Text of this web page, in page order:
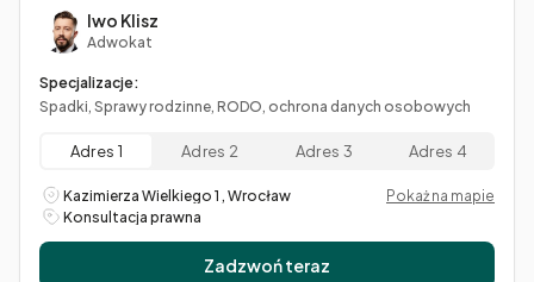
Iwo Klisz
Adwokat
Specjalizacje:
Spadki, Sprawy rodzinne, RODO, ochrona danych osobowych
Adres 1 Adres 2 Adres 3 Adres 4
Kazimierza Wielkiego 1 , Wrocław
Pokaż na mapie
Konsultacja prawna
Zadzwoń teraz